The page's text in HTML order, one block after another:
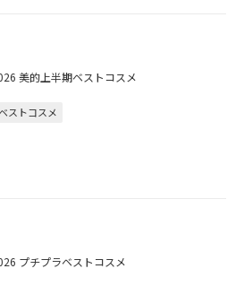
美的上半期ベストコスメ
ストコスメ
プチプラベストコスメ